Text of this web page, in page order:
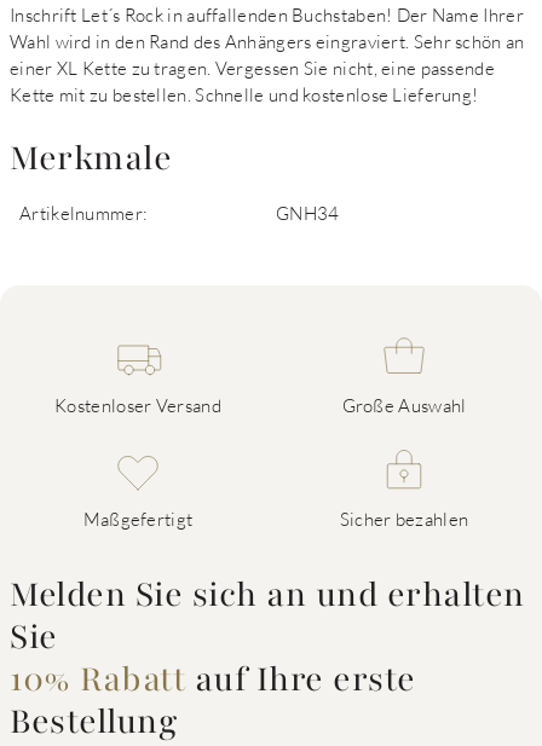
Inschrift Let´s Rock in auffallenden Buchstaben! Der Name Ihrer
Wahl wird in den Rand des Anhängers eingraviert. Sehr schön an
einer XL Kette zu tragen. Vergessen Sie nicht, eine passende
Kette mit zu bestellen. Schnelle und kostenlose Lieferung!
Merkmale
Artikelnummer: GNH34
Kostenloser Versand Große Auswahl
Maßgefertigt Sicher bezahlen
Melden Sie sich an und erhalten
Sie
10% Rabatt auf Ihre erste
Bestellung